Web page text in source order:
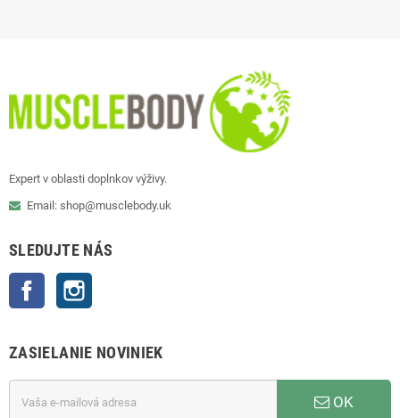
Expert v oblasti doplnkov výživy.
Email: shop@musclebody.uk
SLEDUJTE NÁS
Facebook
ZASIELANIE NOVINIEK
OK